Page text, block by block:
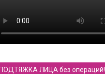
ПОДТЯЖКА ЛИЦА без операций!